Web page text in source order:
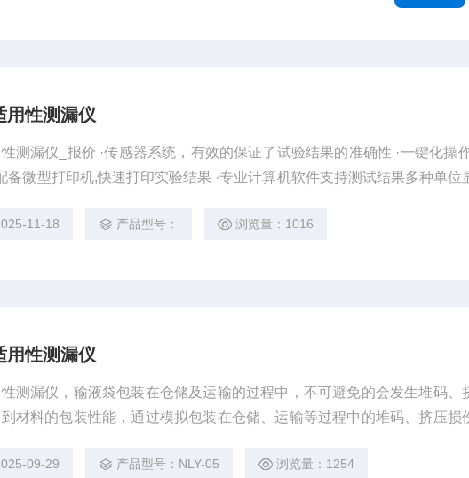
用性测漏仪
保证了试验结果的准确性 ·一键化操作,试验
11-18 产品型号： 浏览量：1016
用性测漏仪
测漏仪，输液袋包装在仓储及运输的过程中，不可避免的会发生堆码、
材料的包装性能，通过模拟包装在仓储、运输等过程中的堆码、挤压损
限公司NLY-03包装袋耐压强度测试仪是理想的检测仪器。适用于各种塑料
09-29 产品型号：NLY-05 浏览量：1254